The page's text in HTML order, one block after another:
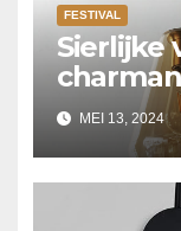
FESTIVAL
Sierlijke
MEI 13, 2024